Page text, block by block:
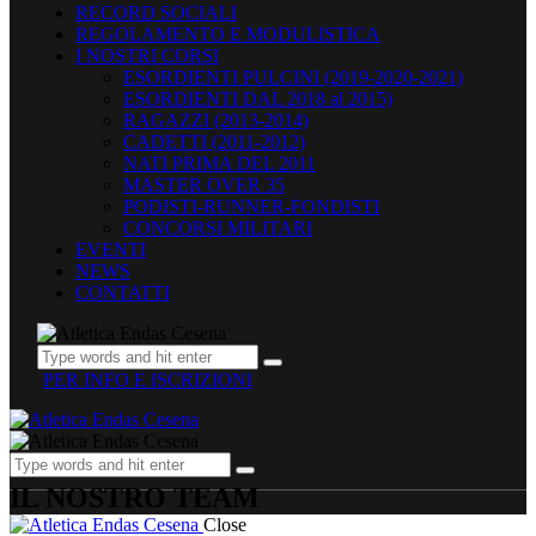
RECORD SOCIALI
REGOLAMENTO E MODULISTICA
I NOSTRI CORSI
ESORDIENTI PULCINI (2019-2020-2021)
ESORDIENTI DAL 2018 al 2015)
RAGAZZI (2013-2014)
CADETTI (2011-2012)
NATI PRIMA DEL 2011
MASTER OVER 35
PODISTI-RUNNER-FONDISTI
CONCORSI MILITARI
EVENTI
NEWS
CONTATTI
PER INFO E ISCRIZIONI
IL NOSTRO TEAM
Close